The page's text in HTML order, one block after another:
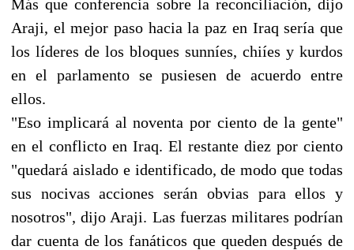
Más que conferencia sobre la reconciliación, dijo
Araji, el mejor paso hacia la paz en Iraq sería que
los líderes de los bloques sunníes, chiíes y kurdos
en el parlamento se pusiesen de acuerdo entre
ellos.
"Eso implicará al noventa por ciento de la gente"
en el conflicto en Iraq. El restante diez por ciento
"quedará aislado e identificado, de modo que todas
sus nocivas acciones serán obvias para ellos y
nosotros", dijo Araji. Las fuerzas militares podrían
dar cuenta de los fanáticos que queden después de